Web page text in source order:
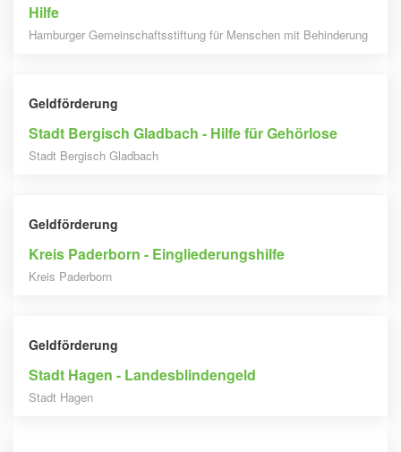
Hilfe
Hamburger Gemeinschaftsstiftung für Menschen mit Behinderung
Geldförderung
Stadt Bergisch Gladbach - Hilfe für Gehörlose
Stadt Bergisch Gladbach
Geldförderung
Kreis Paderborn - Eingliederungshilfe
Kreis Paderborn
Geldförderung
Stadt Hagen - Landesblindengeld
Stadt Hagen